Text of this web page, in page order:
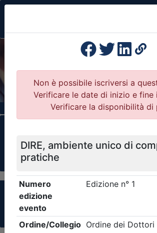
Previous
Il portale della formazione per
Clicca qui - espandi la sezione